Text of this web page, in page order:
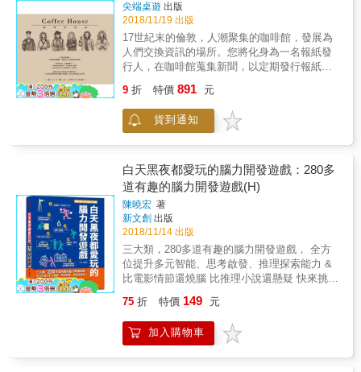
尖端桌遊 出版
2018/11/19 出版
17世紀末的倫敦，人潮聚集的咖啡館，發展為
人們交換資訊的場所。您將化身為一名報紙發
行人，在咖啡館蒐集新聞，以定期發行報紙，
深化各領域專業知識的同時，不忘發行能夠回
應社會關注的報紙，為自己博得更高的名聲！
外盒大小：22*16.2*3.5cm材質：紙、木頭重
9 折 特價 891 元
貨到通知
白天黑夜都愛玩的腦力開發遊戲：280多
道有趣的腦力開發遊戲(H)
陳曉宏 著
新文創 出版
2018/11/14 出版
三大類，280多道有趣的腦力開發遊戲， 全方
位提升多元智能、思考啟發、推理探索能力 &
比電影情節還燒腦 比推理小說還懸疑 快來挑戰
樣， 想證明你的實力嗎？跟著書中內容一起動
動腦吧！ 你將發現，變身超級金頭腦原來這麼
輕鬆！ 左右腦一齊提升的趣味遊戲 280多道精
75 折 特價 149 元
加入購物車